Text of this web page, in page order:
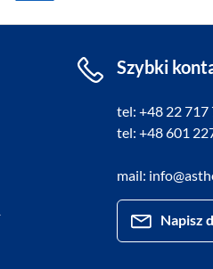
Szybki
tel: +48 22 717
tel: +48 601
mail:
Napisz